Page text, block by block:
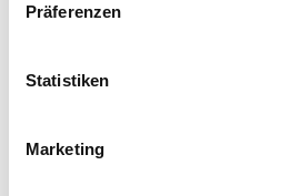
Präferenzen
Statistiken
Marketing